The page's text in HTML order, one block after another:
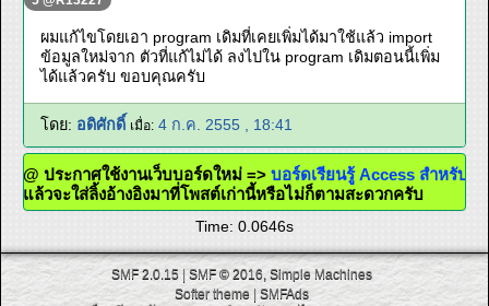
ผมแก้ไขโดยเอา program เดิมที่เคยเพิ่มได้มาใช้แล้ว import
ข้อมูลใหม่จาก ตัวที่แก้ไม่ได้ ลงไปใน program เดิมตอนนี้เพิ่ม
ได้แล้วครับ ขอบคุณครับ
โดย: อดิศักดิ์ เมื่อ: 4 ก.ค. 2555 , 18:41
@ ประกาศใช้งานเว็บบอร์ดใหม่ =>บอร์ดเรียนรู้ Access สำหรับคน
แล้วจะใส่ลิ้งอ้างอิงมาที่โพสต์เก่านี้หรือไม่ก็ตามสะดวกครับ
Time: 0.0646s
SMF 2.0.15 |SMF © 2016 Simple Machines
Softer theme
SMFAds